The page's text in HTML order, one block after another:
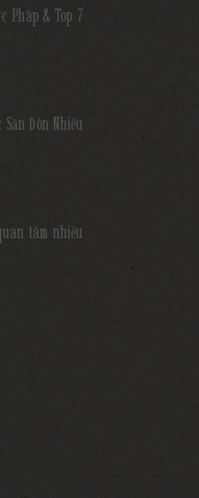
Pháp & Top 7
Săn Đón Nhiều
tâm nhiều